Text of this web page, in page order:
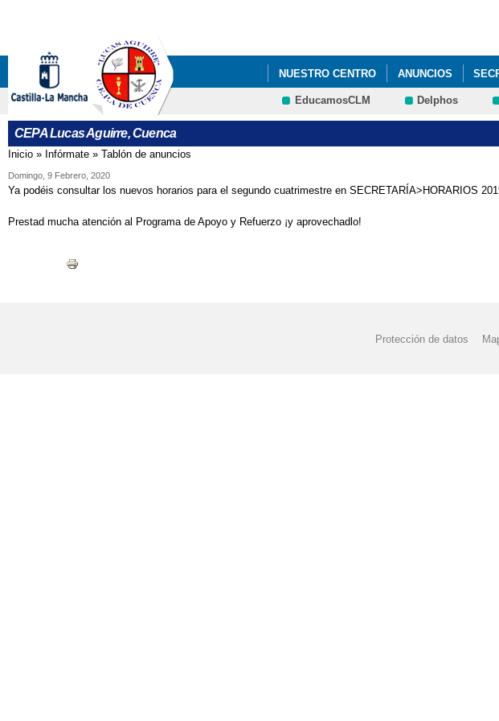
NUESTRO CENTRO ANUNCIOS
EducamosCLM Delphos
CEPA Lucas Aguirre, Cuenca
Se encuentra usted aquí
Inicio » Infórmate » Tablón de anuncios
Domingo, 9 Febrero, 2020
Ya podéis consultar los nuevos horarios para el segundo cuatrimestre en SECRETARÍA>HORARIOS
Prestad mucha atención al Programa de Apoyo y Refuerzo ¡y aprovechadlo!
Protección de datos